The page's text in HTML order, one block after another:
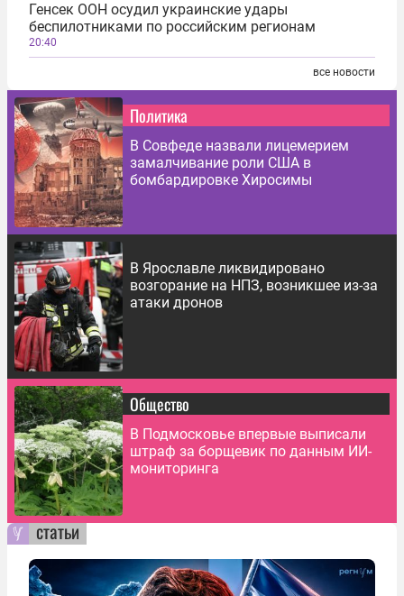
Генсек ООН осудил украинские удары
беспилотниками по российским регионам
20:40
все новости
Политика
В Совфеде назвали лицемерием
замалчивание роли США в
бомбардировке Хиросимы
В Ярославле ликвидировано
возгорание на НПЗ, возникшее из-за
атаки дронов
Общество
В Подмосковье впервые выписали
штраф за борщевик по данным ИИ-
мониторинга
статьи